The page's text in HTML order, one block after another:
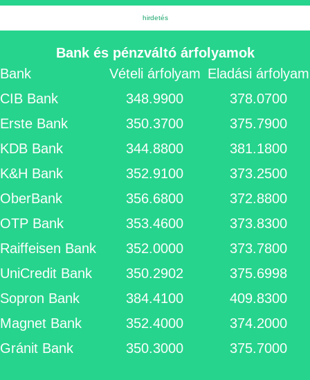
Bank és pénzváltó árfolyamok
Bank
Vételi árfolyam Eladási árfolyam
CIB Bank
348.9900
378.0700
Erste Bank
350.3700
375.7900
KDB Bank
344.8800
381.1800
K&H Bank
352.9100
373.2500
OberBank
356.6800
372.8800
OTP Bank
353.4600
373.8300
Raiffeisen Bank
352.0000
373.7800
UniCredit Bank
350.2902
375.6998
Sopron Bank
384.4100
409.8300
Magnet Bank
352.4000
374.2000
Gránit Bank
350.3000 375.7000